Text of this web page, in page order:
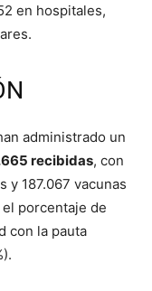
en hospitales,
administrado un
recibidas, con
y 187.067 vacunas
porcentaje de
con la pauta